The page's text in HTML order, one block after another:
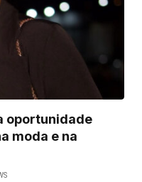
oportunidade
moda e na